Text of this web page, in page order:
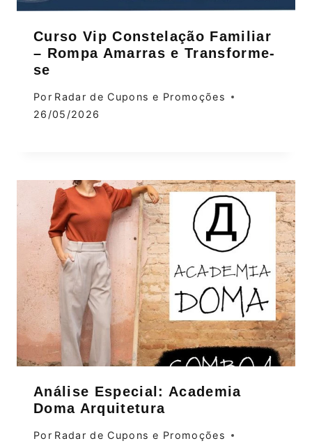
Curso Vip Constelação Familiar
– Rompa Amarras e Transforme-
se
Por Radar de Cupons e Promoções
26/05/2026
Análise Especial: Academia
Doma Arquitetura
Por Radar de Cupons e Promoções